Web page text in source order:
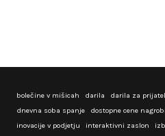
bolečine v mišicah darila darila za
dnevna soba spanje
dostopne cene
inovacije v podjetju
interaktivni zaslon